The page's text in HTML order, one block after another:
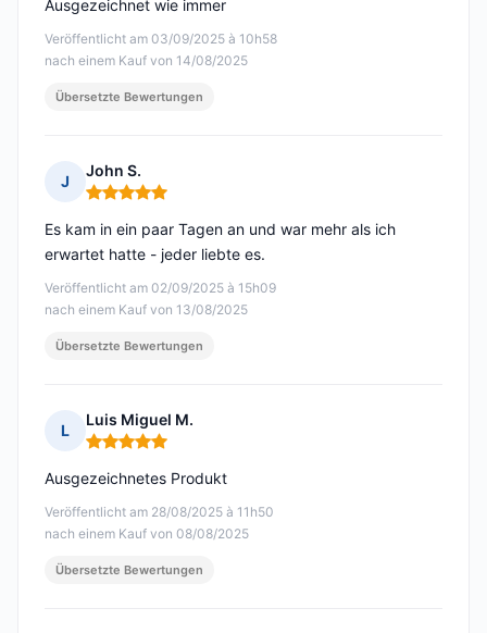
Veröffentlicht am 03/09/2025 à 10h58
nach einem Kauf von 14/08/2025
Ausgezeichnet wie immer
Übersetzte Bewertungen
J
John S.
Hinweis: 5 von 5
Veröffentlicht am 02/09/2025 à 15h09
nach einem Kauf von 13/08/2025
Es kam in ein paar Tagen an und war mehr als ich
erwartet hatte - jeder liebte es.
Übersetzte Bewertungen
L
Luis Miguel M.
Hinweis: 5 von 5
Veröffentlicht am 28/08/2025 à 11h50
nach einem Kauf von 08/08/2025
Ausgezeichnetes Produkt
Übersetzte Bewertungen